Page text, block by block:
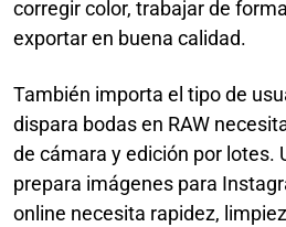
corregir color, trabajar de
exportar en buena calidad.
También importa el tipo de
dispara bodas en RAW
de cámara y edición por lotes.
prepara imágenes para
online necesita rapidez,